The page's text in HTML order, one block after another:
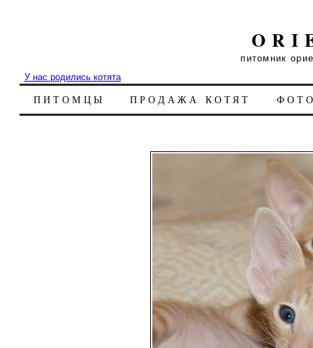
питомник
У нас родились котята
ПИТОМЦЫ ПРОДАЖА КОТЯТ